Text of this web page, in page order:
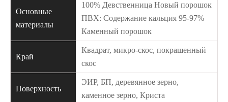
Основные
материалы
100% Девственница Новый порошок
ПВХ: Содержание кальция 95-97%
Каменный порошок
Край
Квадрат, микро-скос, покрашенный
скос
Поверхность
ЭИР, БП, деревянное зерно,
каменное зерно, Криста